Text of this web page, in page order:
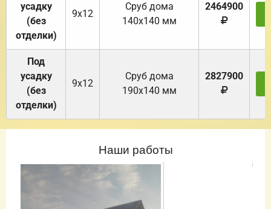
усадку
(без
отделки)
9х12
Cруб дома
140х140 мм
2464900
Под
усадку
(без
отделки)
9х12
Cруб дома
190х140 мм
2827900
Наши работы